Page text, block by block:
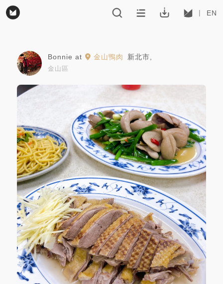
EN
Bonnie at 金山鴨肉 新北市
金山區